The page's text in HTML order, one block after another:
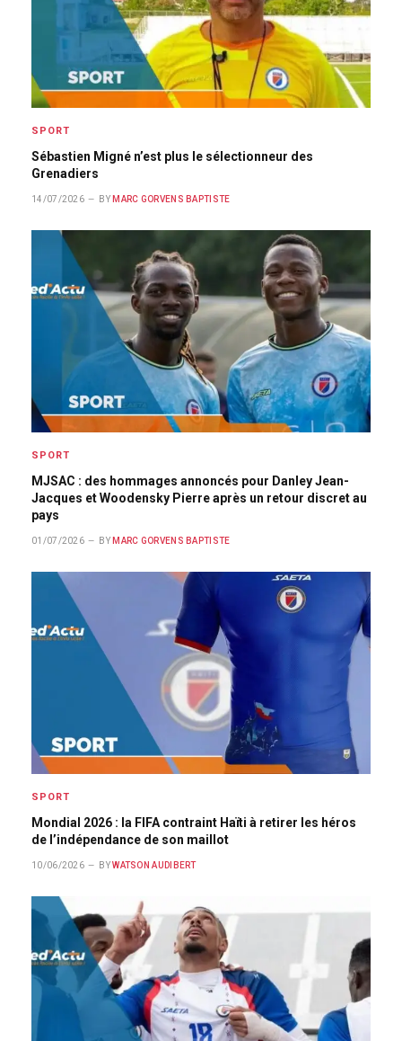
SPORT
Sébastien Migné n’est plus le sélectionneur des
Grenadiers
14/07/2026 BY MARC GORVENS BAPTISTE
SPORT
MJSAC : des hommages annoncés pour Danley Jean-
Jacques et Woodensky Pierre après un retour discret au
pays
01/07/2026 BY MARC GORVENS BAPTISTE
SPORT
Mondial 2026 : la FIFA contraint Haïti à retirer les héros
de l’indépendance de son maillot
10/06/2026 BY WATSON AUDIBERT